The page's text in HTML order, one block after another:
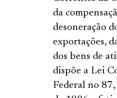
da
desoneração
exportações,
dos bens de
dispõe a Lei
Federal no